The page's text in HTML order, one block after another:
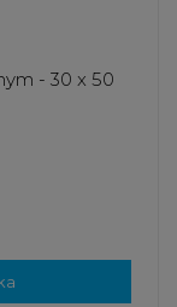
- 30 x 50